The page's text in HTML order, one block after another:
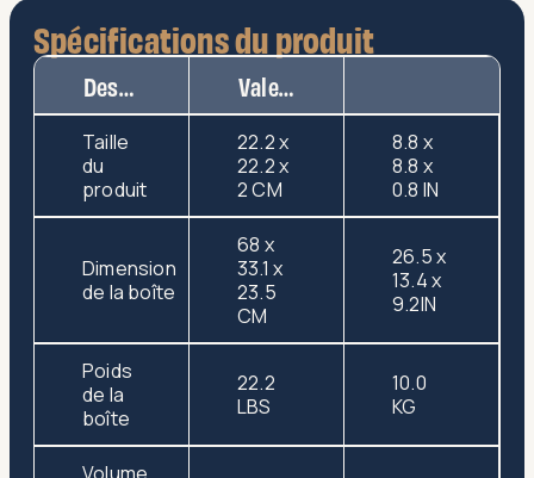
Spécifications du produit
Description Valeur
Taille
du
produit
22.2 x
22.2 x
2 CM
8.8 x
8.8 x
0.8 IN
Dimension
de la boîte
68 x
33.1 x
23.5
CM
26.5 x
13.4 x
9.2IN
Poids
de la
boîte
22.2
LBS
10.0
KG
Volume